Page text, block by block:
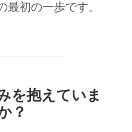
最初の一歩です。
を抱えていま
？